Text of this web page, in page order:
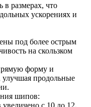
размерах, что
ускорениях и
под более острым
на скользком
форму и
улучшая продольные
шипов:
с 10 до 12,